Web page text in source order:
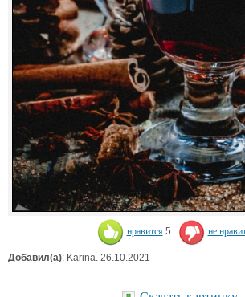
нравится 5 не
Добавил(а): Karina. 26.10.2021